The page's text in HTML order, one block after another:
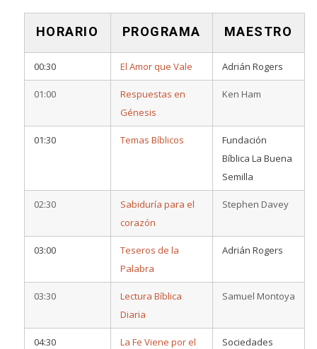
HORARIO PROGRAMA MAESTRO
00:30 El Amor que Vale Adrián Rogers
01:00
Respuestas en
Génesis
Ken Ham
01:30 Temas Bíblicos
Fundación
Bíblica La Buena
Semilla
02:30
Sabiduría para el
corazón
Stephen Davey
03:00
Teseros de la
Palabra
Adrián Rogers
03:30
Lectura Bíblica
Diaria
Samuel Montoya
04:30
La Fe Viene por el
Sociedades